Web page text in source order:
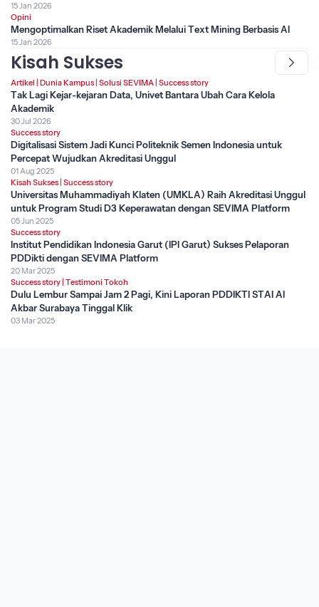
15 Jan 2026
Opini
Mengoptimalkan Riset Akademik Melalui Text Mining Berbasis AI
15 Jan 2026
Kisah Sukses
Artikel Dunia Kampus Solusi SEVIMA Success story
Tak Lagi Kejar-kejaran Data, Univet Bantara Ubah Cara Kelola
Akademik
30 Jul 2026
Success story
Digitalisasi Sistem Jadi Kunci Politeknik Semen Indonesia untuk
Percepat Wujudkan Akreditasi Unggul
01 Aug 2025
Kisah Sukses Success story
Universitas Muhammadiyah Klaten (UMKLA) Raih Akreditasi Unggul
untuk Program Studi D3 Keperawatan dengan SEVIMA Platform
05 Jun 2025
Success story
Institut Pendidikan Indonesia Garut (IPI Garut) Sukses Pelaporan
PDDikti dengan SEVIMA Platform
20 Mar 2025
Success story Testimoni Tokoh
Dulu Lembur Sampai Jam 2 Pagi, Kini Laporan PDDIKTI STAI Al
Akbar Surabaya Tinggal Klik
03 Mar 2025